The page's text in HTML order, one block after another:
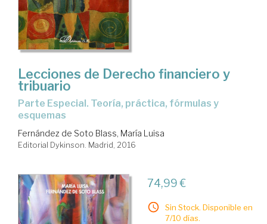
Lecciones de Derecho financiero y
tribuario
Parte Especial. Teoría, práctica, fórmulas y
esquemas
Fernández de Soto Blass, María Luisa
Editorial Dykinson. Madrid, 2016
74,99 €
Sin Stock. Disponible en
7/10 días.